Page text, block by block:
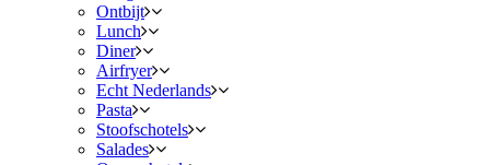
Ontbijt
Lunch
Diner
Airfryer
Echt Nederlands
Pasta
Stoofschotels
Salades